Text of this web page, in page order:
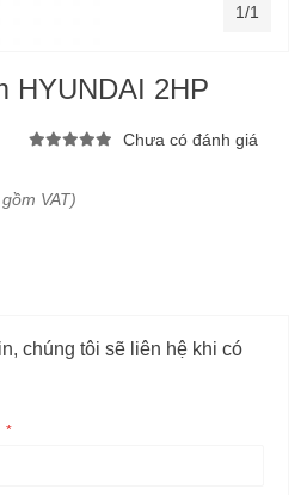
HYUNDAI 2HP
Chưa có đánh giá
VAT)
chúng tôi sẽ liên hệ khi có
1/1